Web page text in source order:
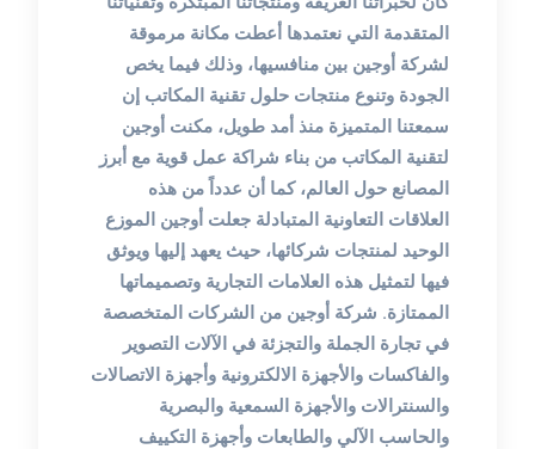
المتقدمة التي نعتمدها أعطت مكانة مرموقة
لشركة أوجين بين منافسيها، وذلك فيما يخص
الجودة وتنوع منتجات حلول تقنية المكاتب إن
سمعتنا المتميزة منذ أمد طويل، مكنت أوجين
لتقنية المكاتب من بناء شراكة عمل قوية مع أبرز
المصانع حول العالم، كما أن عدداً من هذه
العلاقات التعاونية المتبادلة جعلت أوجين الموزع
الوحيد لمنتجات شركائها، حيث يعهد إليها ويوثق
فيها لتمثيل هذه العلامات التجارية وتصميماتها
الممتازة. شركة أوجين من الشركات المتخصصة
في تجارة الجملة والتجزئة في الآلات التصوير
والفاكسات والأجهزة الالكترونية وأجهزة الاتصالات
والسنترالات والأجهزة السمعية والبصرية
والحاسب الآلي والطابعات وأجهزة التكييف